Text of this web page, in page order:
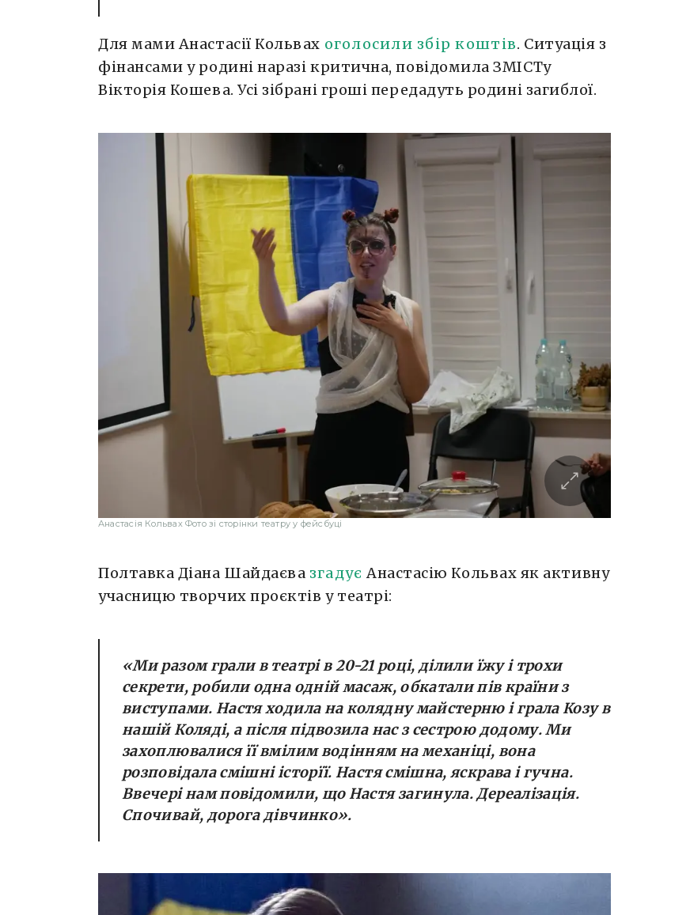
Для мами Анастасії Кольвах оголосили збір коштів. Ситуація з
фінансами у родині наразі критична, повідомила ЗМІСТу
Вікторія Кошева. Усі зібрані гроші передадуть родині загиблої.
Анастасія Кольвах Фото зі сторінки театру у фейсбуці
Полтавка Діана Шайдаєва згадує Анастасію Кольвах як активну
учасницю творчих проєктів у театрі:
«Ми разом грали в театрі в 20-21 році, ділили їжу і трохи
секрети, робили одна одній масаж, обкатали пів країни з
виступами. Настя ходила на колядну майстерню і грала Козу в
нашій Коляді, а після підвозила нас з сестрою додому. Ми
захоплювалися її вмілим водінням на механіці, вона
розповідала смішні історїї. Настя смішна, яскрава і гучна.
Ввечері нам повідомили, що Настя загинула. Дереалізація.
Спочивай, дорога дівчинко».